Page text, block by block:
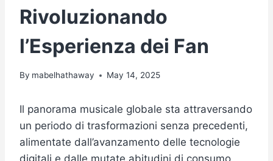
Rivoluzionando
l’Esperienza dei Fan
By mabelhathaway May 14, 2025
Il panorama musicale globale sta attraversando
un periodo di trasformazioni senza precedenti,
alimentate dall’avanzamento delle tecnologie